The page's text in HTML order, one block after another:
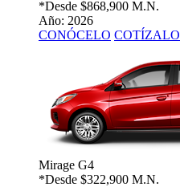
*Desde $868,900 M.N.
Año: 2026
CONÓCELO COTÍZALO
Mirage G4
*Desde $322,900 M.N.